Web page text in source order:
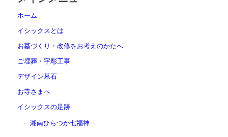
ホーム
イシックスとは
お墓づくり・改修をお考えのかたへ
ご埋葬・字彫工事
デザイン墓石
お寺さまへ
イシックスの足跡
湘南ひらつか七福神